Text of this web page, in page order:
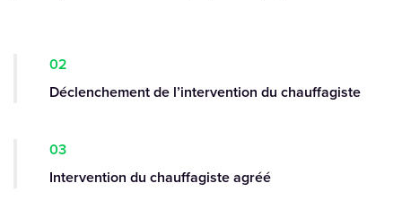
02
Déclenchement de l’intervention du chauffagiste
03
Intervention du chauffagiste agréé